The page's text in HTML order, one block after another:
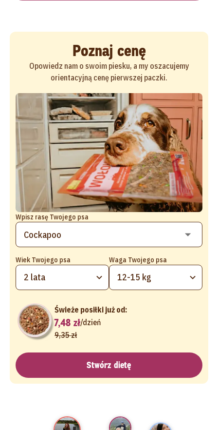
Poznaj cenę
Opowiedz nam o swoim piesku, a my oszacujemy
orientacyjną cenę pierwszej paczki.
Wpisz rasę Twojego psa
Wiek Twojego psa
2 lata
Waga Twojego psa
12-15 kg
Świeże posiłki już od:
7,48 zł/dzień
9,35 zł
Stwórz dietę